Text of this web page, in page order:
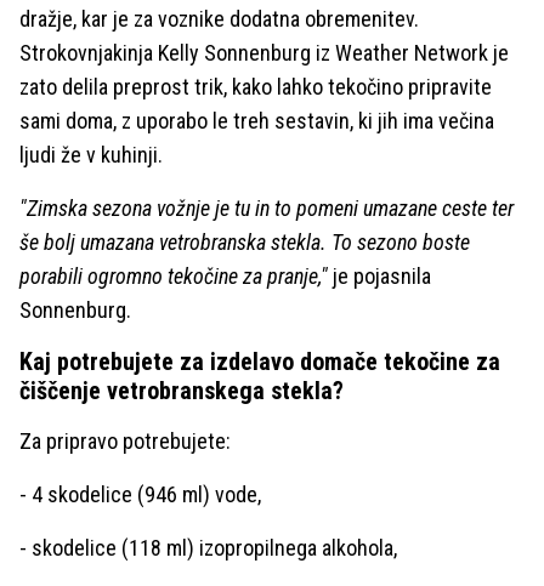
dražje, kar je za voznike dodatna obremenitev.
Strokovnjakinja Kelly Sonnenburg iz Weather Network je
zato delila preprost trik, kako lahko tekočino pripravite
sami doma, z uporabo le treh sestavin, ki jih ima večina
ljudi že v kuhinji.
"Zimska sezona vožnje je tu in to pomeni umazane ceste ter
še bolj umazana vetrobranska stekla. To sezono boste
porabili ogromno tekočine za pranje," je pojasnila
Sonnenburg.
Kaj potrebujete za izdelavo domače tekočine za
čiščenje vetrobranskega stekla?
Za pripravo potrebujete:
- 4 skodelice (946 ml) vode,
- skodelice (118 ml) izopropilnega alkohola,